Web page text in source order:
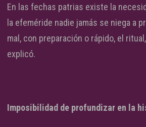
En las fechas patrias existe la
la efeméride nadie jamás se niega a
mal, con preparación o rápido, el
explicó.
Imposibilidad de profundizar en la